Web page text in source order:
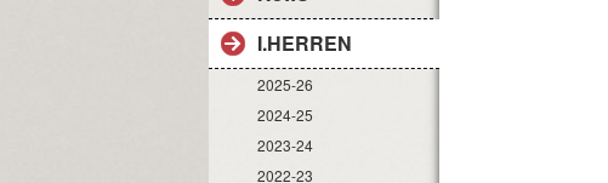
I.HERREN
2025-26
2024-25
2023-24
2022-23